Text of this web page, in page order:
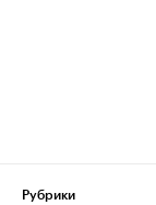
Рубрики